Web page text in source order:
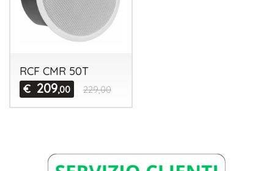
RCF CMR 50T
€ 209,00 229,00